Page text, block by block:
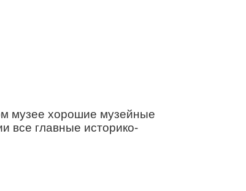
музее хорошие музейные
все главные историко-